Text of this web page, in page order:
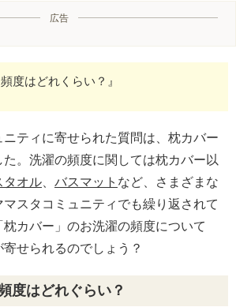
広告
度はどれくらい？』
ティに寄せられた質問は、枕カバー
。洗濯の頻度に関しては枕カバー以
タオル バスマット など、さまざまな
スタコミュニティでも繰り返されて
カバー」のお洗濯の頻度について
せられるのでしょう？
度はどれぐらい？